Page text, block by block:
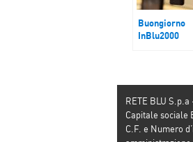
Buongiorno
InBlu2000
RETE BLU
Capitale sociale
C.F. e Numero